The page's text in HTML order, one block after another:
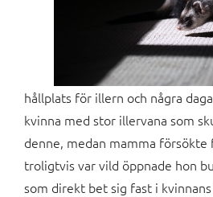
hållplats för illern och några
kvinna med stor illervana som
denne, medan mamma
troligtvis var vild öppnade hon
som direkt bet sig fast i